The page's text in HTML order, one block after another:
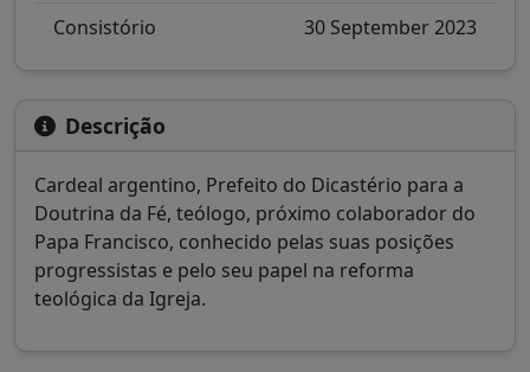
Consistório
30 September 2023
Descrição
Cardeal argentino, Prefeito do Dicastério para a
Doutrina da Fé, teólogo, próximo colaborador do
Papa Francisco, conhecido pelas suas posições
progressistas e pelo seu papel na reforma
teológica da Igreja.